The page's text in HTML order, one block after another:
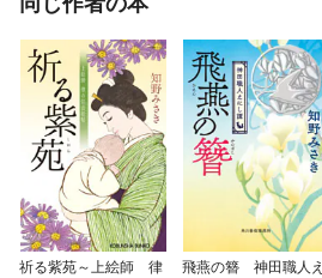
祈る紫苑～上絵師 律
飛燕の簪 神田職人え